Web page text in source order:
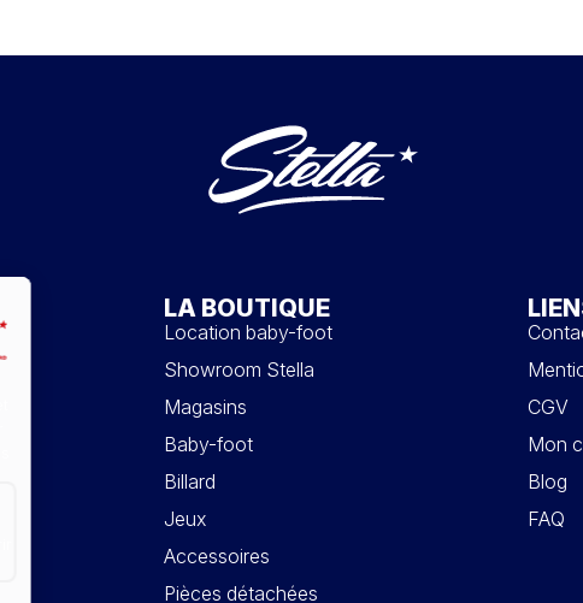
LA BOUTIQUE
Location baby-foot
Showroom Stella
Magasins
Baby-foot
Billard
Jeux
Accessoires
Pièces détachées
CGV
Mon
Blog
FAQ